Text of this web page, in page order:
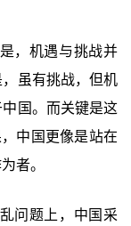
，机遇与挑战并
虽有挑战，但机
国。而关键是这
中国更像是站在
者。
问题上，中国采